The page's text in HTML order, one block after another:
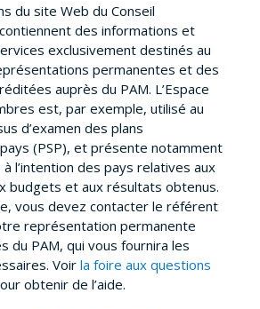
du site Web du Conseil
des informations et
exclusivement destinés au
permanentes et des
auprès du PAM. L’Espace
est, par exemple, utilisé au
d’examen des plans
(PSP), et présente notamment
l’intention des pays relatives aux
budgets et aux résultats obtenus.
vous devez contacter le référent
représentation permanente
du PAM, qui vous fournira les
Voir la foire aux questions
obtenir de l’aide.